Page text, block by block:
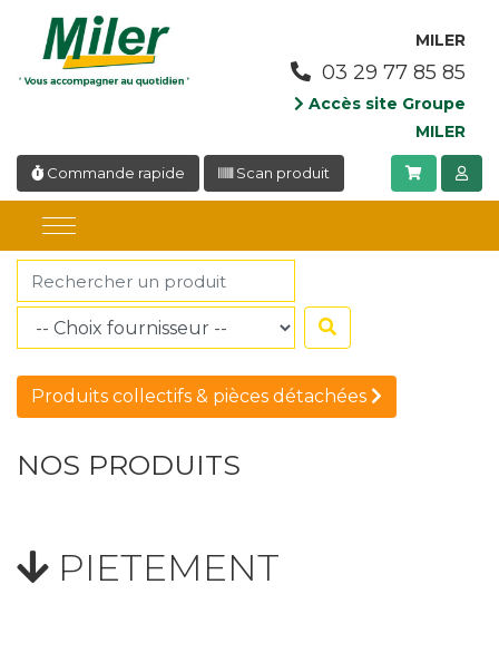
MILER
03 29 77 85 85
Accès site Groupe
MILER
Commande rapide Scan produit
Produits collectifs & pièces détachées
NOS PRODUITS
PIETEMENT
Panneau de gestion des cookies